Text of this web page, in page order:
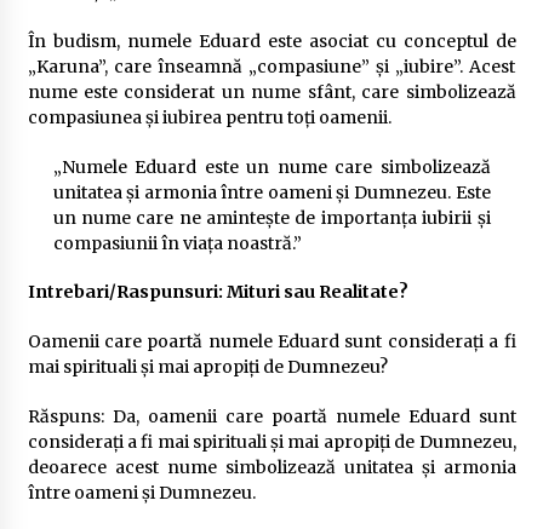
În budism, numele Eduard este asociat cu conceptul de
„Karuna”, care înseamnă „compasiune” și „iubire”. Acest
nume este considerat un nume sfânt, care simbolizează
compasiunea și iubirea pentru toți oamenii.
„Numele Eduard este un nume care simbolizează
unitatea și armonia între oameni și Dumnezeu. Este
un nume care ne amintește de importanța iubirii și
compasiunii în viața noastră.”
Intrebari/Raspunsuri: Mituri sau Realitate?
Oamenii care poartă numele Eduard sunt considerați a fi
mai spirituali și mai apropiți de Dumnezeu?
Răspuns: Da, oamenii care poartă numele Eduard sunt
considerați a fi mai spirituali și mai apropiți de Dumnezeu,
deoarece acest nume simbolizează unitatea și armonia
între oameni și Dumnezeu.